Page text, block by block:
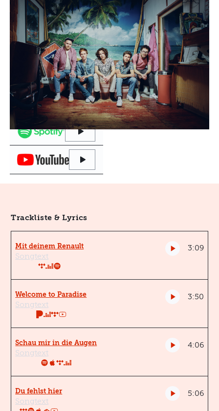
Trackliste & Lyrics
Mit deinem Renault
Songtext
3:09
Welcome to Paradise
Songtext
3:50
Schau mir in die Augen
Songtext
4:06
Du fehlst hier
Songtext
5:06